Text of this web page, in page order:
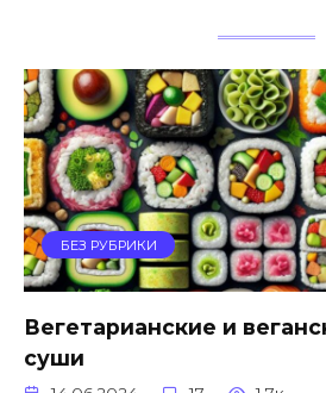
БЕЗ РУБРИКИ
Вегетарианские и
суши